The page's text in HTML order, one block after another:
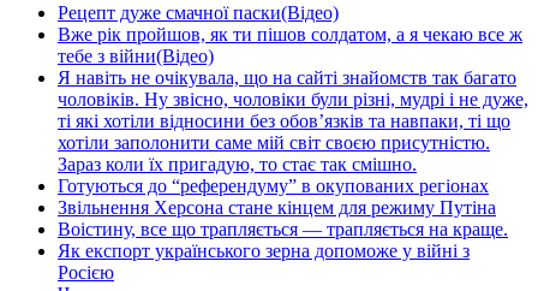
Рецепт дуже смачної паски(Відео)
Вже рік пройшов, як ти пішов солдатом, а я чекаю все ж
тебе з війни(Відео)
Я навіть не очікувала, що на сайті знайомств так багато
чоловіків. Ну звісно, чоловіки були різні, мудрі і не дуже,
ті які хотіли відносини без обов’язків та навпаки, ті що
хотіли заполонити саме мій світ своєю присутністю.
Зараз коли їх пригадую, то стає так смішно.
Готуються до “референдуму” в окупованих регіонах
Звільнення Херсона стане кінцем для режиму Путіна
Воістину, все що трапляється — трапляється на краще.
Як експорт українського зерна допоможе у війні з
Росією